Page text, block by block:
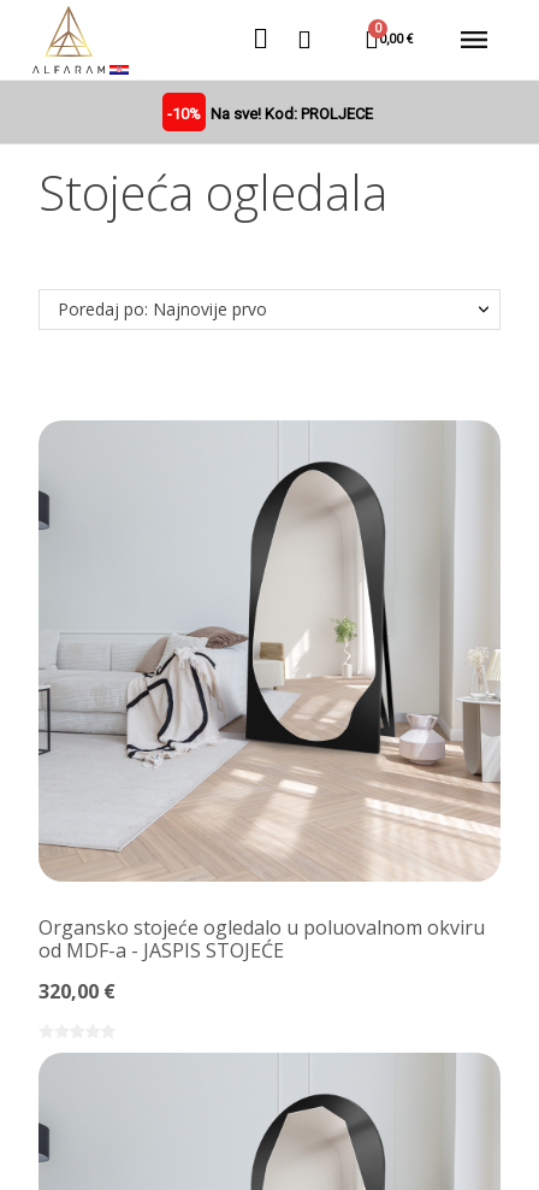
0,00 €
-10% Na sve! Kod: PROLJECE
Stojeća ogledala
Poredaj po: Najnovije prvo
Organsko stojeće ogledalo u poluovalnom okviru
od MDF-a - JASPIS STOJEĆE
320,00 €